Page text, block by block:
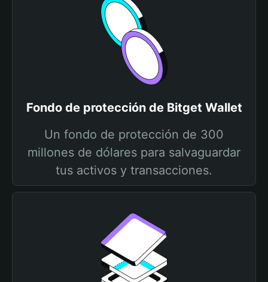
Fondo de protección de Bitget Wallet
Un fondo de protección de 300
millones de dólares para salvaguardar
tus activos y transacciones.